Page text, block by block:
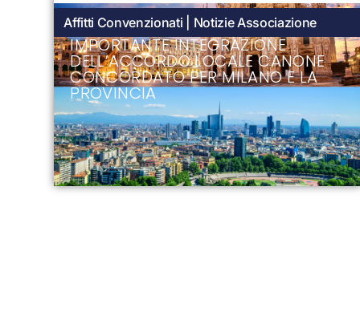
Affitti Convenzionati
Notizie Associazione
IMPORTANTE INTEGRAZIONE
DELL’ACCORDO LOCALE CANONE
CONCORDATO PER MILANO E LA
PROVINCIA